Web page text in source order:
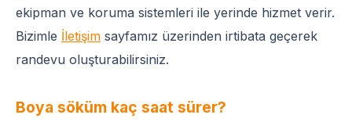
ekipman ve koruma sistemleri ile yerinde hizmet verir.
Bizimle İletişim sayfamız üzerinden irtibata geçerek
randevu oluşturabilirsiniz.
Boya söküm kaç saat sürer?